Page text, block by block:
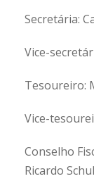
Secretária:
Vice-
Tesoureiro:
Vice-
Conselho
Ricardo